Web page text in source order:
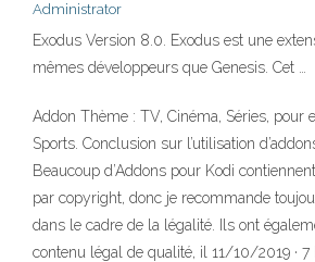
Administrator
Exodus Version 8.0. Exodus est une
mêmes développeurs que Genesis. Cet …
Addon Thème : TV, Cinéma, Séries, pour
Sports. Conclusion sur l’utilisation
Beaucoup d’Addons pour Kodi
par copyright, donc je recommande
dans le cadre de la légalité. Ils ont
contenu légal de qualité, il 11/10/2019 ·